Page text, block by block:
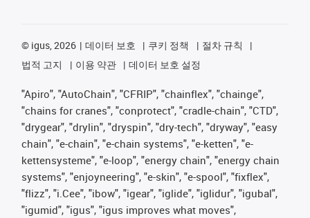
© igus, 2026 데이터 보호 쿠키 정책
절차 규칙
법적 고지
이용 약관 데이터 보호 설정
"Apiro", "AutoChain", "CFRIP", "chainflex", "chainge",
"chains for cranes", "conprotect", "cradle-chain", "CTD",
"drygear", "drylin", "dryspin", "dry-tech", "dryway", "easy
chain", "e-chain", "e-chain systems", "e-ketten", "e-
kettensysteme", "e-loop", "energy chain", "energy chain
systems", "enjoyneering", "e-skin", "e-spool", "fixflex",
"flizz", "i.Cee", "ibow", "igear", "iglide", "iglidur", "igubal",
"igumid", "igus", "igus improves what moves",